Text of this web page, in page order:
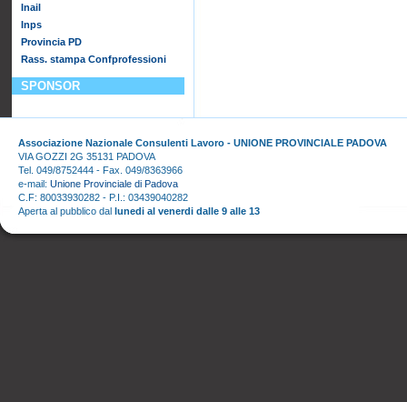
Inail
Inps
Provincia PD
Rass. stampa Confprofessioni
SPONSOR
Associazione Nazionale Consulenti Lavoro - UNIONE PROVINCIALE PADOVA
VIA GOZZI 2G 35131 PADOVA
Tel. 049/8752444 - Fax. 049/8363966
e-mail: Unione Provinciale di Padova
C.F: 80033930282 - P.I.: 03439040282
Aperta al pubblico dal lunedi al venerdi dalle 9 alle 13